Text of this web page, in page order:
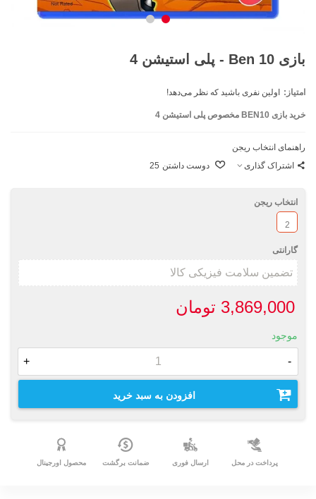
بازی Ben 10 - پلی استیشن 4
امتیاز: اولین نفری باشید که نظر می‌دهد!
خرید بازی BEN10 مخصوص پلی استیشن 4
راهنمای انتخاب ریجن
اشتراک گذاری
دوست داشتن 25
انتخاب ریجن
2
گارانتی
3,869,000 تومان
موجود
-
+
افزودن به سبد خرید
پرداخت در محل ارسال فوری ضمانت برگشت محصول اورجینال